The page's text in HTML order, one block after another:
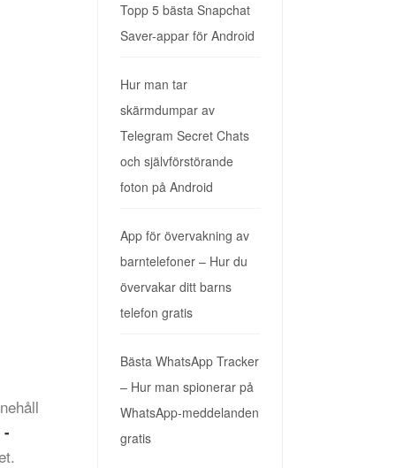
-
Topp 5 bästa Snapchat
Saver-appar för Android
Hur man tar
skärmdumpar av
Telegram Secret Chats
och självförstörande
foton på Android
App för övervakning av
barntelefoner – Hur du
övervakar ditt barns
telefon gratis
Bästa WhatsApp Tracker
– Hur man spionerar på
WhatsApp-meddelanden
gratis